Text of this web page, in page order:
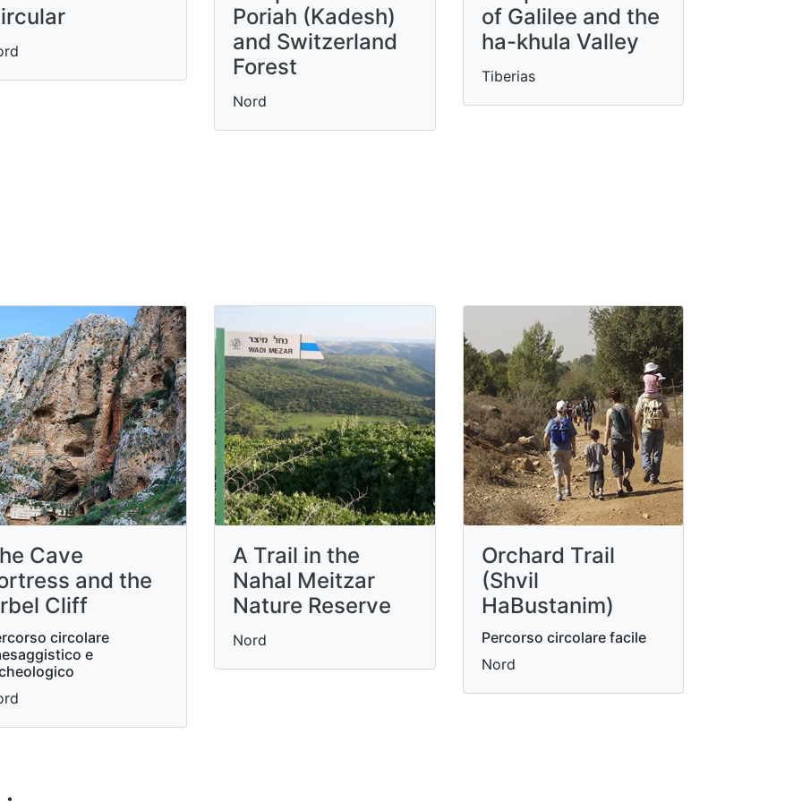
Poriah (Kadesh)
and Switzerland
Forest
Nord
of ​​Galilee and the
ha-khula Valley
Tiberias
Cave
and the
Cliff
circolare
e
A Trail in the
Nahal Meitzar
Nature Reserve
Nord
Orchard Trail
(Shvil
HaBustanim)
Percorso circolare facile
Nord